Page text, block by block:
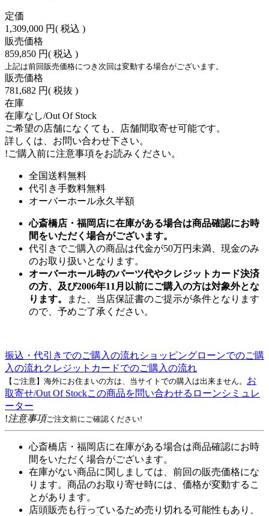
定価
1,309,000 円( 税込 )
販売価格
859,850 円( 税込 )
上記は前回販売価格につき次回は変動する場合がございます。
販売価格
781,682 円( 税抜 )
在庫
在庫なし/Out Of Stock
ご希望の店舗になくても、店舗間取寄せ可能です。
詳しくは、お問い合わせ下さい。
!ご購入前に注意事項をお読みください。
全国送料無料
代引き手数料無料
オーバーホール永久半額
心斎橋店・福岡店に在庫がある場合は商品確認にお時
間をいただく場合がございます。
代引きでご購入の商品は代金が50万円未満、現金のみ
のお取り扱いとなります。
オーバーホール時のパーツ代やクレジットカード決済
の方、及び2006年11月以前にご購入の方は対象外とな
ります。
また、当店保証書のご提示が条件となります
ので、予めご了承ください。
振込・代引きでのご購入の流れショッピングローンでのご購
入の流れクレジットカードでのご購入の流れ
【ご注意】海外にお住まいの方は、当サイトでの購入は出来ません。 お
取寄せ/Out Of Stockこの商品を問い合わせる ローンシミュレ
ーター
!注意事項ご注文前にご確認ください!
心斎橋店・福岡店に在庫がある場合は商品確認にお時
間をいただく場合がございます。
在庫がない商品に関しましては、前回の販売価格にな
ります。商品のお取り寄せ時には、価格が変動するこ
とがあります。
店頭販売も行っているため売り切れる可能性もあり、